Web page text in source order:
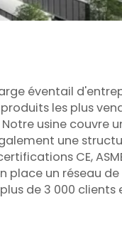
éventail
produits les plus
Notre usine couvre
une
CE,
place un réseau
de 3 000